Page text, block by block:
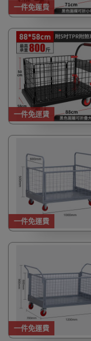
一件免運費
一件免運費
一件免運費
一件免運費